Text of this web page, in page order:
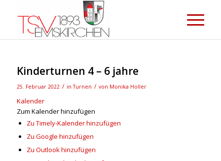
Kinderturnen 4 – 6 jahre
25. Februar 2022 / inTurnen / von Monika Holler
Kalender
Zum Kalender hinzufügen
Zu Timely-Kalender hinzufügen
Zu Google hinzufügen
Zu Outlook hinzufügen